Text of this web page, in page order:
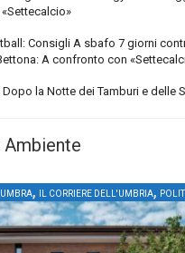
Consigli A sbafo 7 giorni
A confronto con
Dopo la Notte dei Tamburi e delle
UMBRA, IL CORRIERE DELL'UMBRIA,